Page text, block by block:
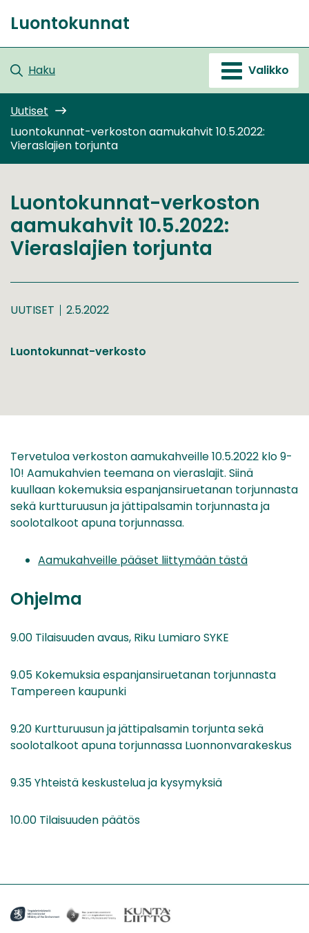
sisältöön
Etusivu
Luontokunnat
Haku Valikko
Uutiset
Luontokunnat-verkoston aamukahvit 10.5.2022:
Vieraslajien torjunta
Luontokunnat-verkoston
aamukahvit 10.5.2022:
Vieraslajien torjunta
UUTISET 2.5.2022
Luontokunnat-verkosto
Tervetuloa verkoston aamukahveille 10.5.2022 klo 9-
10! Aamukahvien teemana on vieraslajit. Siinä
kuullaan kokemuksia espanjansiruetanan torjunnasta
sekä kurtturuusun ja jättipalsamin torjunnasta ja
soolotalkoot apuna torjunnassa.
Aamukahveille pääset liittymään tästä
Ohjelma
9.00 Tilaisuuden avaus, Riku Lumiaro SYKE
9.05 Kokemuksia espanjansiruetanan torjunnasta
Tampereen kaupunki
9.20 Kurtturuusun ja jättipalsamin torjunta sekä
soolotalkoot apuna torjunnassa Luonnonvarakeskus
9.35 Yhteistä keskustelua ja kysymyksiä
10.00 Tilaisuuden päätös